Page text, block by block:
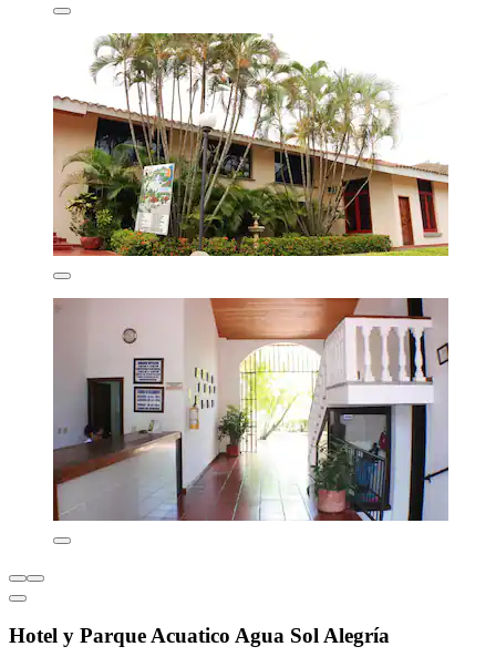
Hotel y Parque Acuatico Agua Sol Alegría